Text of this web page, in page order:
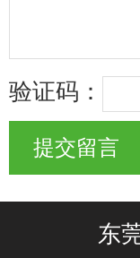
验证码：
东